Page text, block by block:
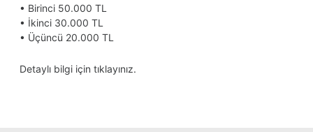
• Birinci 50.000 TL
• İkinci 30.000 TL
• Üçüncü 20.000 TL
Detaylı bilgi için tıklayınız.